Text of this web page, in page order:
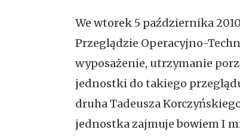
We wtorek 5 października
Przeglądzie Operacyjno-
wyposażenie, utrzymanie
jednostki do takiego
druha Tadeusza
jednostka zajmuje bowiem I